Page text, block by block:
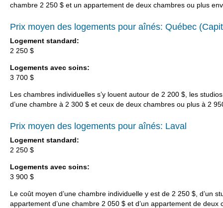
chambre 2 250 $ et un appartement de deux chambres ou plus
Prix moyen des logements pour aînés: Québec
Logement standard:
2 250 $
Logements avec soins:
3 700 $
Les chambres individuelles s’y louent autour de 2 200 $, les
d’une chambre à 2 300 $ et ceux de deux chambres ou plus à 2
Prix moyen des logements pour aînés: Laval
Logement standard:
2 250 $
Logements avec soins:
3 900 $
Le coût moyen d’une chambre individuelle y est de 2 250 $, d’un
appartement d’une chambre 2 050 $ et d’un appartement de deux